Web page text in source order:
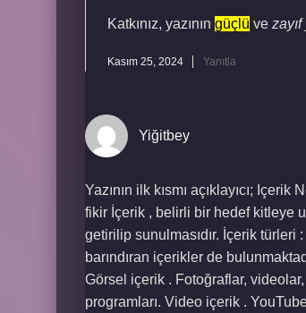
Katkınız, yazının güçlü ve
Kasım 25, 2024 Yanıtla
Yiğitbey
Yazının ilk kısmı açıklayıcı;
fikir İçerik , belirli bir hedef kitleye
getirilip sunulmasıdır. İçerik
barındıran içerikler de
Görsel içerik . Fotoğraflar,
programları. Video içerik .